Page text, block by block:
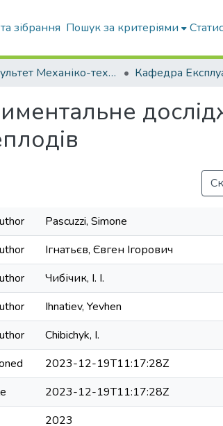
зібрання Пошук за критеріями
Факультет Механіко-технологічний
Pascuzzi, Simone
Ігнатьєв, Євген Ігорович
Чибічик, І. І.
Ihnatiev, Yevhen
Chibichyk, І.
2023-12-19T11:17:28Z
2023-12-19T11:17:28Z
2023